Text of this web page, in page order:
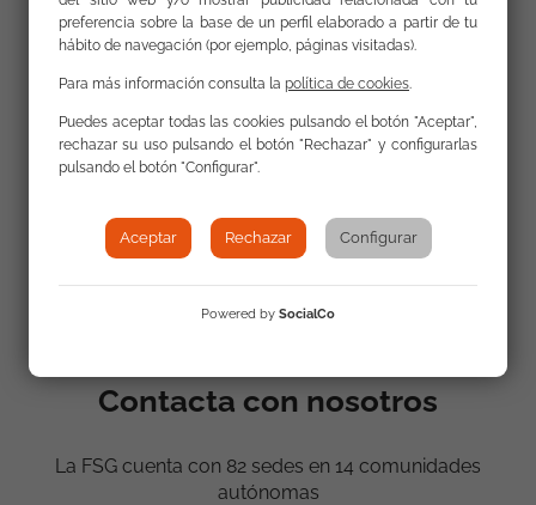
Contacta con nosotros
La FSG cuenta con 82 sedes en 14 comunidades
autónomas
preferencia sobre la base de un perfil elaborado a partir de tu
hábito de navegación (por ejemplo, páginas visitadas).
Para más información consulta la política de cookies
Puedes aceptar todas las cookies pulsando el botón "Aceptar",
rechazar su uso pulsando el botón "Rechazar" y configurarlas
pulsando el botón "Configurar".
Aceptar Rechazar Configurar
Powered by SocialCo